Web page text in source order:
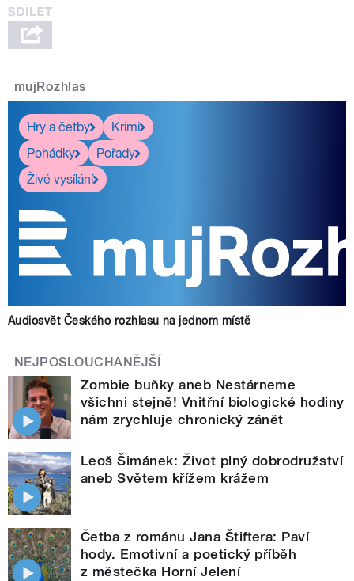
pause
mujRozhlas
Hry a četby
Krimi
Pohádky
Pořady
Živé vysílání
Audiosvět Českého rozhlasu na jednom místě
NEJPOSLOUCHANĚJŠÍ
Zombie buňky aneb Nestárneme
všichni stejně! Vnitřní biologické hodiny
nám zrychluje chronický zánět
Leoš Šimánek: Život plný dobrodružství
aneb Světem křížem krážem
Četba z románu Jana Štiftera: Paví
hody. Emotivní a poetický příběh
z městečka Horní Jelení